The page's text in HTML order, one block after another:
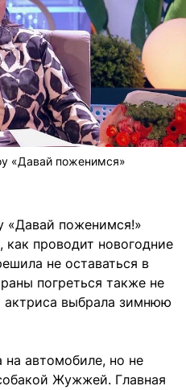
«Давай поженимся»
«Давай поженимся!»
как проводит новогодние
не оставаться в
погреться также не
актриса выбрала зимнюю
на автомобиле, но не
Жужжей. Главная